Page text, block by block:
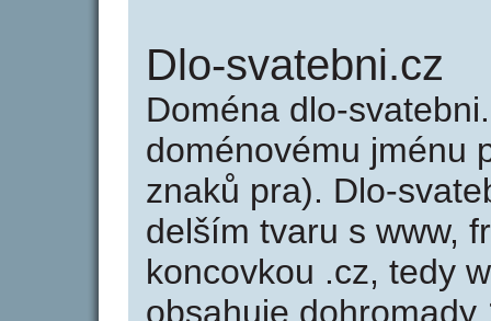
Dlo-svatebni.cz
Doména dlo-
doménovému jménu
znaků pra). Dlo-
delším tvaru s www,
koncovkou .cz, tedy
obsahuje